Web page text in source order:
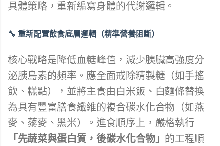
具體策略，重新編寫身體的代謝邏輯。
🔧 重新配置飲食底層邏輯（精準營養阻斷）
核心戰略是降低血糖峰值，減少胰臟高強度分
泌胰島素的頻率。應全面戒除精製糖（如手搖
飲、糕點），並將主食由白米飯、白麵條替換
為具有豐富膳食纖維的複合碳水化合物（如燕
麥、藜麥、黑米）。進食順序上，嚴格執行
「先蔬菜與蛋白質，後碳水化合物」 的工程順